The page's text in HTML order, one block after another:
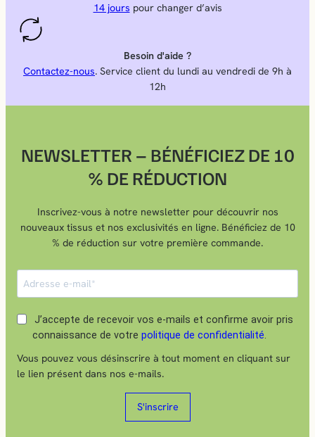
14 jours pour changer d’avis
Besoin d'aide ?
Contactez-nous. Service client du lundi au vendredi de 9h à
12h
NEWSLETTER – BÉNÉFICIEZ DE 10
% DE RÉDUCTION
Inscrivez-vous à notre newsletter pour découvrir nos
nouveaux tissus et nos exclusivités en ligne. Bénéficiez de 10
% de réduction sur votre première commande.
J’accepte de recevoir vos e-mails et confirme avoir pris
connaissance de votre politique de confidentialité
Vous pouvez vous désinscrire à tout moment en cliquant sur
le lien présent dans nos e-mails.
S'inscrire